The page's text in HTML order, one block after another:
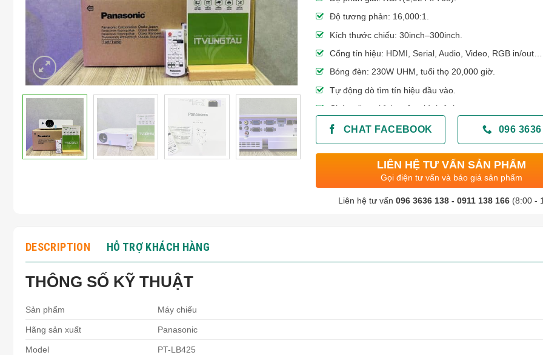
Độ tương phản: 16,000:1.
Kích thước chiếu: 30inch–300inch.
Cổng tín hiệu: HDMI, Serial, Audio, Video, RGB in/out…
Bóng đèn: 230W UHM, tuổi thọ 20,000 giờ.
Tự động dò tìm tín hiệu đầu vào.
Chức năng chỉnh vuông hình ảnh.
Loa gắn trong 2W.
CHAT FACEBOOK 096
Liên hệ tư vấn096 3636 138 - 0911 138 166 (8:00 -
LIÊN HỆ TƯ VẤN SẢN PHẨM
Gọi điện tư vấn và báo giá sản phẩm
DESCRIPTION HỖ TRỢ KHÁCH HÀNG
THÔNG SỐ KỸ THUẬT
Sản phẩm Máy chiếu
Hãng sản xuất Panasonic
Model PT-LB425